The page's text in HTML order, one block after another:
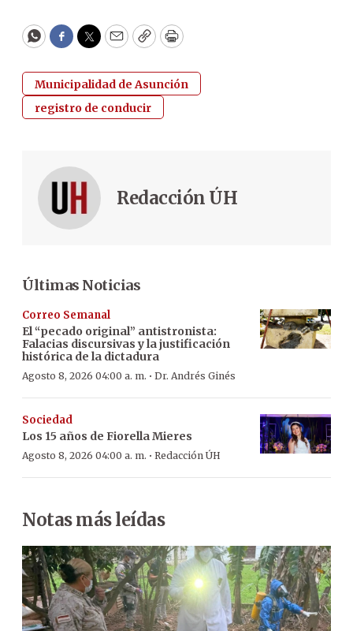
WhatsApp
Facebook
Twitter
EmailCopyPrint
Municipalidad de Asunción
registro de conducir
Redacción ÚH
Últimas Noticias
Correo Semanal
El “pecado original” antistronista:
Falacias discursivas y la justificación
histórica de la dictadura
Agosto 8, 2026 04:00 a. m. · Dr. Andrés Ginés
Sociedad
Los 15 años de Fiorella Mieres
Agosto 8, 2026 04:00 a. m. · Redacción ÚH
Notas más leídas